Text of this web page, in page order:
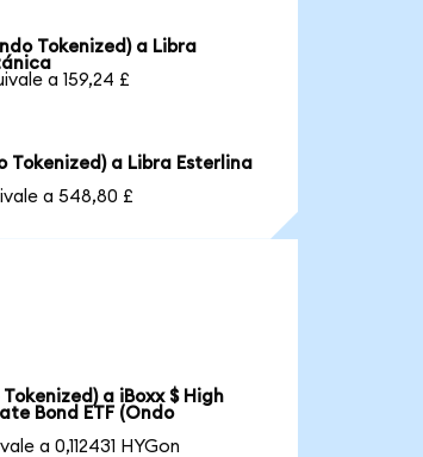
Tokenized) a Libra
a 159,24 £
Tokenized) a Libra Esterlina
a 548,80 £
a iBoxx $ High
Bond ETF (Ondo
a 0,112431 HYGon